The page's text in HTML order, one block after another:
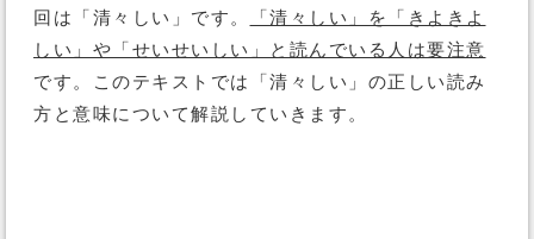
回は「清々しい」です。
「清々しい」を「きよきよ
しい」や「せいせいしい」と読んでいる人は要注意
です。このテキストでは「清々しい」の正しい読み
方と意味について解説していきます。